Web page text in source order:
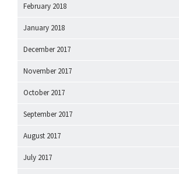
February 2018
January 2018
December 2017
November 2017
October 2017
September 2017
August 2017
July 2017